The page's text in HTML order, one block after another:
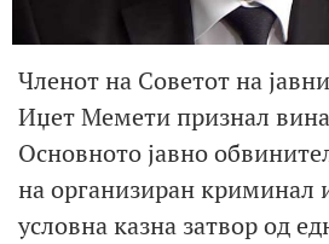
Членот на Советот на
Иџет Мемети признал
Основното јавно
на организиран криминал
условна казна затвор од